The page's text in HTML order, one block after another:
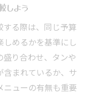
しよう
る際は、同じ予算
しめるかを基準にし
り合わせ、タンや
含まれているか、サ
ニューの有無も重要